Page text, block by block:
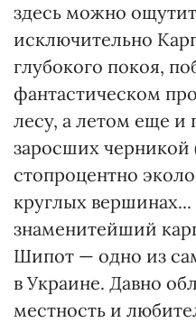
здесь можно
исключительно
глубокого покоя,
фантастическом
лесу, а летом еще и
заросших черникой
стопроцентно
круглых
знаменитейший
Шипот — одно из
в Украине. Давно
местность и